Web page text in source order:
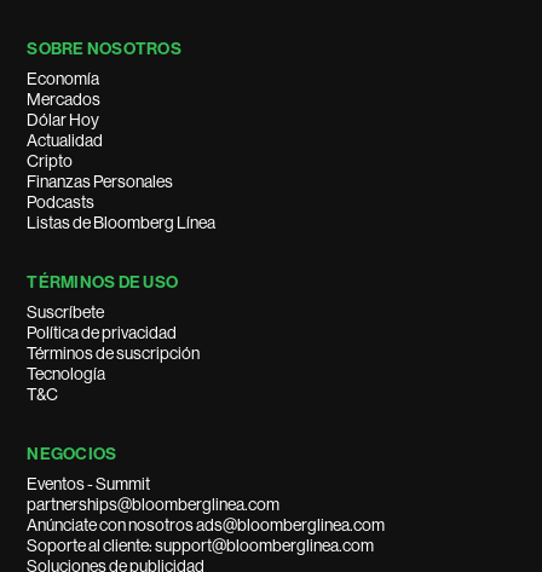
SOBRE NOSOTROS
Economía
Mercados
Dólar Hoy
Actualidad
Cripto
Finanzas Personales
Podcasts
Listas de Bloomberg Línea
TÉRMINOS DE USO
Suscríbete
Política de privacidad
Términos de suscripción
Tecnología
T&C
NEGOCIOS
Eventos - Summit
partnerships@bloomberglinea.com
Anúnciate con nosotros ads@bloomberglinea.com
Soporte al cliente: support@bloomberglinea.com
Soluciones de publicidad